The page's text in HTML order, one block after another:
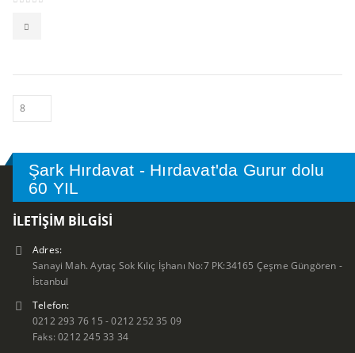
Şark Hırdavat - Hırdavat'da Gurur dolu
60 YIL
İLETIŞIM BILGISI
Adres:
Sanayi Mah. Aytaç Sok Kılıç İşhanı No:7 PK:34165 Çeşme Güngören -
İstanbul
Telefon:
0212 293 76 15 - 0212 252 35 09
Faks: 0212 245 33 34